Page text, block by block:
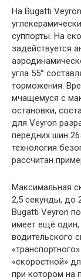
На Bugatti
суппорты. На
задействуется
угла 55°
торможения.
мчащемуся с
остановки,
для Veyron
передних шин
технология
рассчитан
Максимальная
2,5 секунды, до
Bugatti Veyron
имеет ещё
водительского
«скоростной»
при котором на